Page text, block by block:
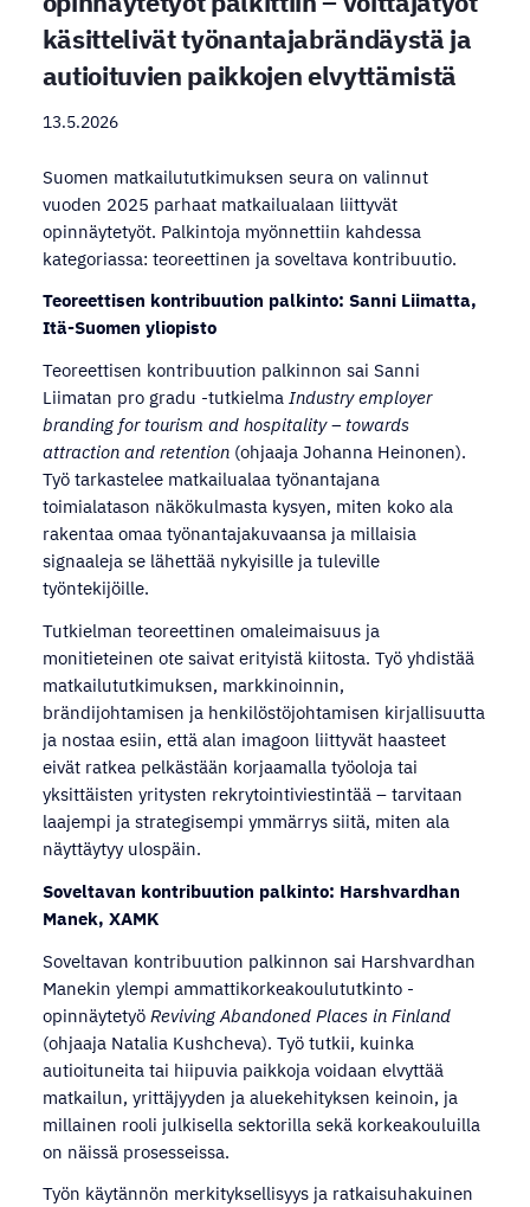
käsittelivät työnantajabrändäystä ja
autioituvien paikkojen elvyttämistä
13.5.2026
Suomen matkailututkimuksen seura on valinnut
vuoden 2025 parhaat matkailualaan liittyvät
opinnäytetyöt. Palkintoja myönnettiin kahdessa
kategoriassa: teoreettinen ja soveltava kontribuutio.
Teoreettisen kontribuution palkinto: Sanni Liimatta,
Itä-Suomen yliopisto
Teoreettisen kontribuution palkinnon sai Sanni
Liimatan pro gradu -tutkielma Industry employer
branding for tourism and hospitality – towards
attraction and retention(ohjaaja Johanna Heinonen).
Työ tarkastelee matkailualaa työnantajana
toimialatason näkökulmasta kysyen, miten koko ala
rakentaa omaa työnantajakuvaansa ja millaisia
signaaleja se lähettää nykyisille ja tuleville
työntekijöille.
Tutkielman teoreettinen omaleimaisuus ja
monitieteinen ote saivat erityistä kiitosta. Työ yhdistää
matkailututkimuksen, markkinoinnin,
brändijohtamisen ja henkilöstöjohtamisen kirjallisuutta
ja nostaa esiin, että alan imagoon liittyvät haasteet
eivät ratkea pelkästään korjaamalla työoloja tai
yksittäisten yritysten rekrytointiviestintää – tarvitaan
laajempi ja strategisempi ymmärrys siitä, miten ala
näyttäytyy ulospäin.
Soveltavan kontribuution palkinto: Harshvardhan
Manek, XAMK
Soveltavan kontribuution palkinnon sai Harshvardhan
Manekin ylempi ammattikorkeakoulututkinto -
opinnäytetyö Reviving Abandoned Places in Finland
(ohjaaja Natalia Kushcheva). Työ tutkii, kuinka
autioituneita tai hiipuvia paikkoja voidaan elvyttää
matkailun, yrittäjyyden ja aluekehityksen keinoin, ja
millainen rooli julkisella sektorilla sekä korkeakouluilla
on näissä prosesseissa.
Työn käytännön merkityksellisyys ja ratkaisuhakuinen